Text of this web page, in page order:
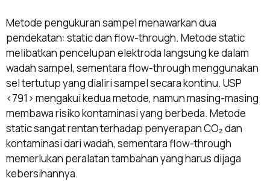
Metode pengukuran sampel menawarkan dua
pendekatan: static dan flow-through. Metode static
melibatkan pencelupan elektroda langsung ke dalam
wadah sampel, sementara flow-through menggunakan
sel tertutup yang dialiri sampel secara kontinu. USP
<791> mengakui kedua metode, namun masing-masing
membawa risiko kontaminasi yang berbeda. Metode
static sangat rentan terhadap penyerapan CO₂ dan
kontaminasi dari wadah, sementara flow-through
memerlukan peralatan tambahan yang harus dijaga
kebersihannya.